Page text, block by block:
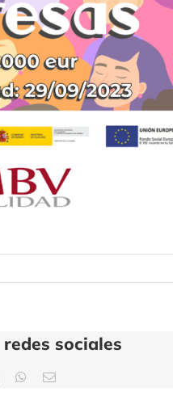
sociales